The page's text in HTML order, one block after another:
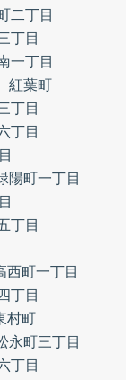
二丁目
丁目
一丁目
紅葉町
丁目
丁目
陽町一丁目
丁目
西町一丁目
丁目
村町
永町三丁目
丁目